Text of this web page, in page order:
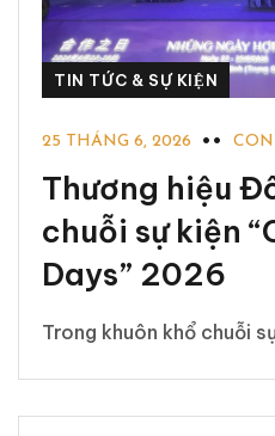
TIN TỨC & SỰ KIỆN
25 THÁNG 6, 2026
Thương hiệu
chuỗi sự kiện
Days” 2026
Trong khuôn khổ chuỗi